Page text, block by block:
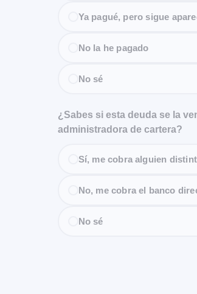
Ya pagué, pero sigue
No la he pagado
No sé
¿Sabes si esta deuda se la
administradora de cartera?
Sí, me cobra alguien
No, me cobra el banco
No sé